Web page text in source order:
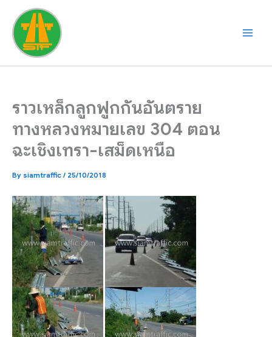
content
ราวเหล็กลูกฟูกกันอันตราย
ทางหลวงหมายเลข 304 ตอน
ฉะเชิงเทรา-เสม็ดเหนือ
By siamtraffic / 25/10/2018